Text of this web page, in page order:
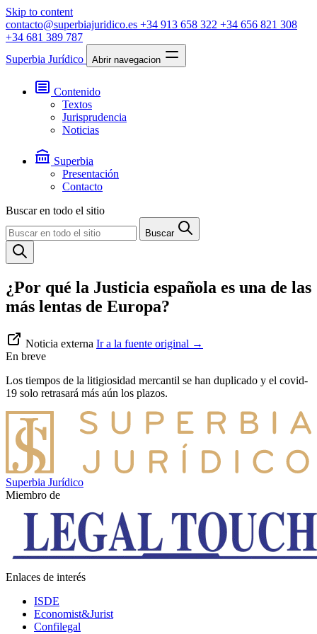
Skip to content
contacto@superbiajuridico.es +34 913 658 322 +34 656 821 308
+34 681 389 787
Superbia Jurídico
Abrir navegacion
Contenido
Textos
Jurisprudencia
Noticias
Superbia
Presentación
Contacto
Buscar en todo el sitio
Buscar
¿Por qué la Justicia española es una de las
más lentas de Europa?
Noticia externa Ir a la fuente original →
En breve
Los tiempos de la litigiosidad mercantil se han duplicado y el covid-
19 solo retrasará más aún los plazos.
Superbia Jurídico
Miembro de
Enlaces de interés
ISDE
Economist&Jurist
Confilegal